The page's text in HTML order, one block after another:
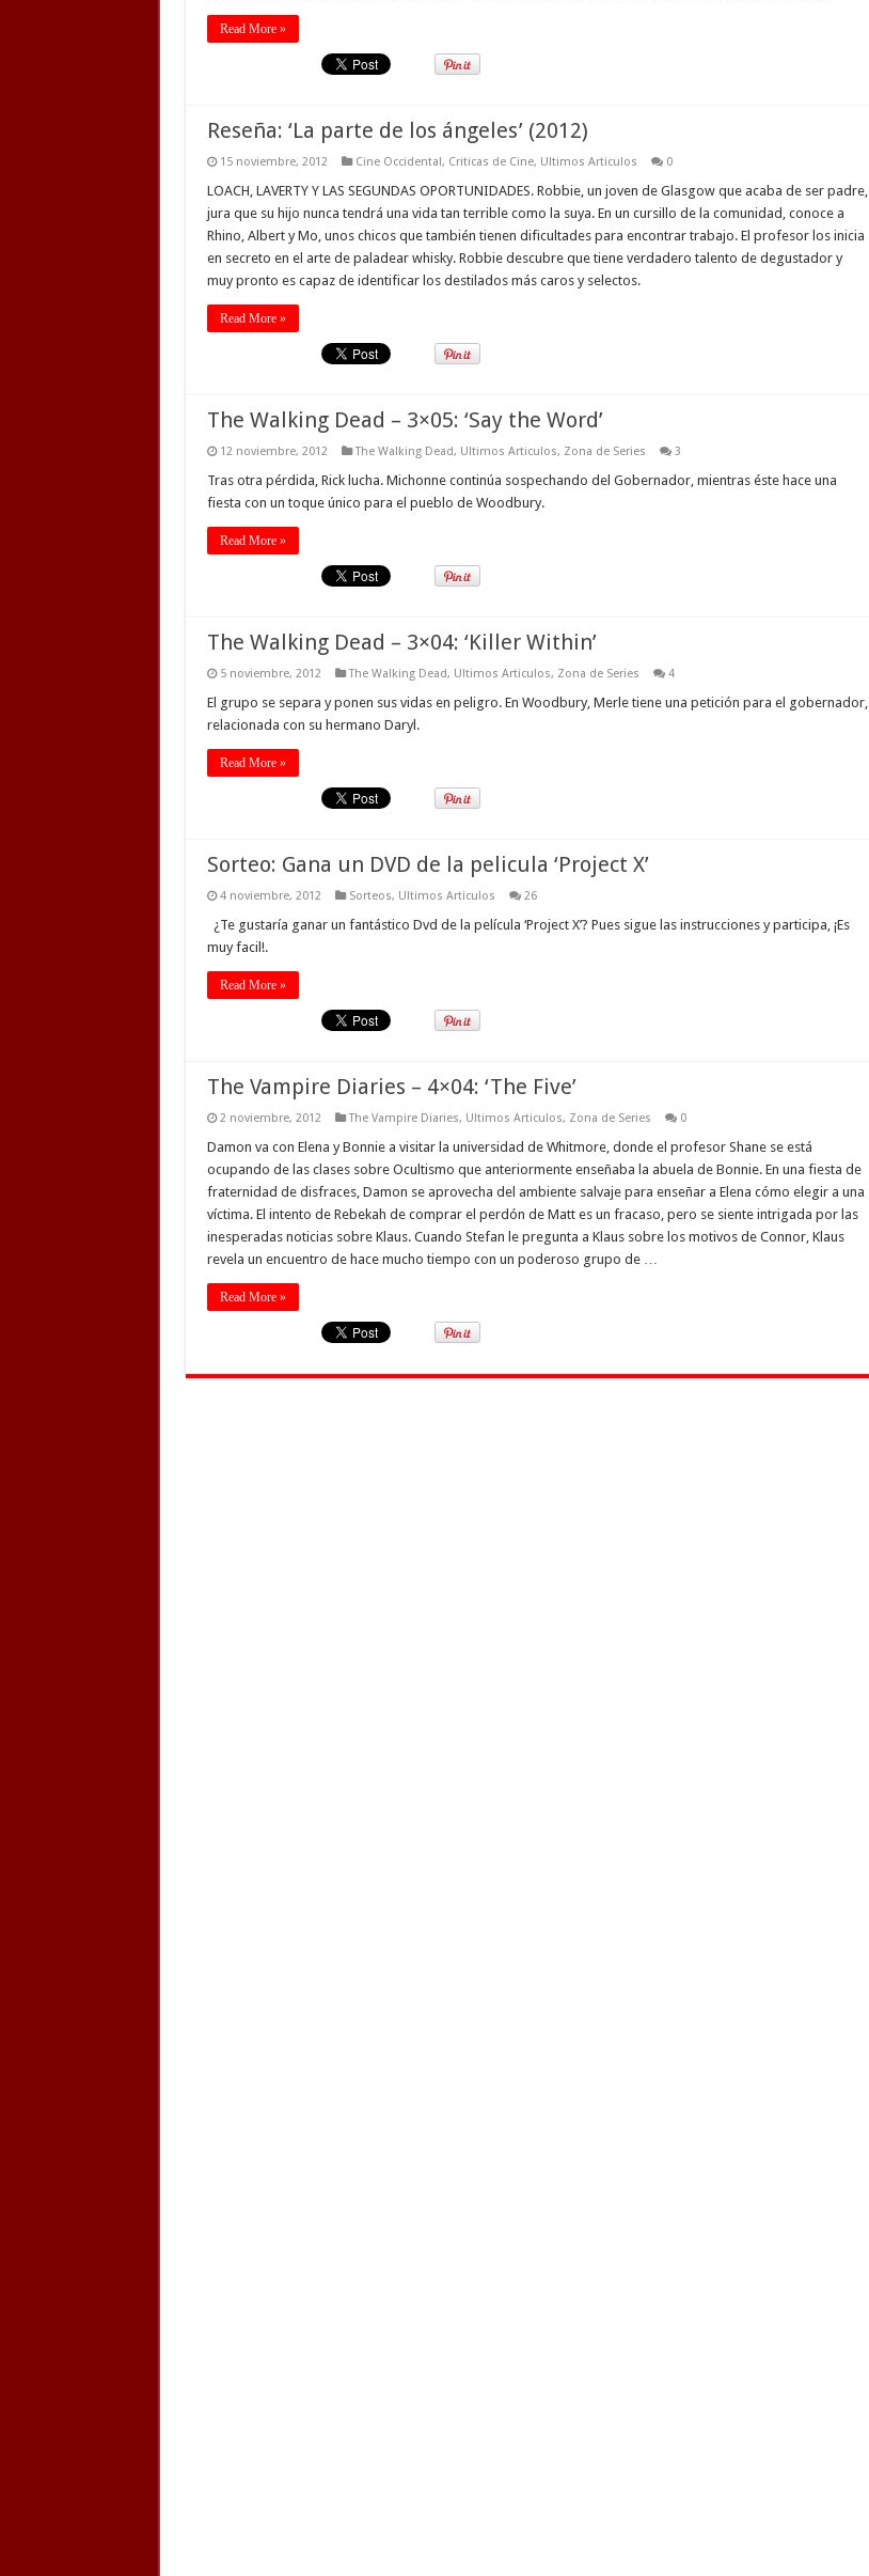
Read More »
Reseña: ‘La parte de los ángeles’ (2012)
15 noviembre, 2012 Cine Occidental, Criticas de Cine, Ultimos Articulos 0
LOACH, LAVERTY Y LAS SEGUNDAS OPORTUNIDADES. Robbie, un joven de Glasgow que acaba de ser padre,
jura que su hijo nunca tendrá una vida tan terrible como la suya. En un cursillo de la comunidad, conoce a
Rhino, Albert y Mo, unos chicos que también tienen dificultades para encontrar trabajo. El profesor los inicia
en secreto en el arte de paladear whisky. Robbie descubre que tiene verdadero talento de degustador y
muy pronto es capaz de identificar los destilados más caros y selectos.
Read More »
The Walking Dead – 3×05: ‘Say the Word’
12 noviembre, 2012 The Walking Dead, Ultimos Articulos, Zona de Series 3
Tras otra pérdida, Rick lucha. Michonne continúa sospechando del Gobernador, mientras éste hace una
fiesta con un toque único para el pueblo de Woodbury.
Read More »
The Walking Dead – 3×04: ‘Killer Within’
5 noviembre, 2012 The Walking Dead, Ultimos Articulos, Zona de Series 4
El grupo se separa y ponen sus vidas en peligro. En Woodbury, Merle tiene una petición para el gobernador,
relacionada con su hermano Daryl.
Read More »
Sorteo: Gana un DVD de la pelicula ‘Project X’
4 noviembre, 2012 Sorteos, Ultimos Articulos 26
¿Te gustaría ganar un fantástico Dvd de la película ‘Project X’? Pues sigue las instrucciones y participa, ¡Es
muy facil!.
Read More »
The Vampire Diaries – 4×04: ‘The Five’
2 noviembre, 2012 The Vampire Diaries, Ultimos Articulos, Zona de Series 0
Damon va con Elena y Bonnie a visitar la universidad de Whitmore, donde el profesor Shane se está
ocupando de las clases sobre Ocultismo que anteriormente enseñaba la abuela de Bonnie. En una fiesta de
fraternidad de disfraces, Damon se aprovecha del ambiente salvaje para enseñar a Elena cómo elegir a una
víctima. El intento de Rebekah de comprar el perdón de Matt es un fracaso, pero se siente intrigada por las
inesperadas noticias sobre Klaus. Cuando Stefan le pregunta a Klaus sobre los motivos de Connor, Klaus
revela un encuentro de hace mucho tiempo con un poderoso grupo de …
Read More »